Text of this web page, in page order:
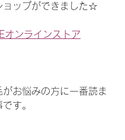
ョップができました☆
オンラインストア
お悩みの方に一番読ま
す。